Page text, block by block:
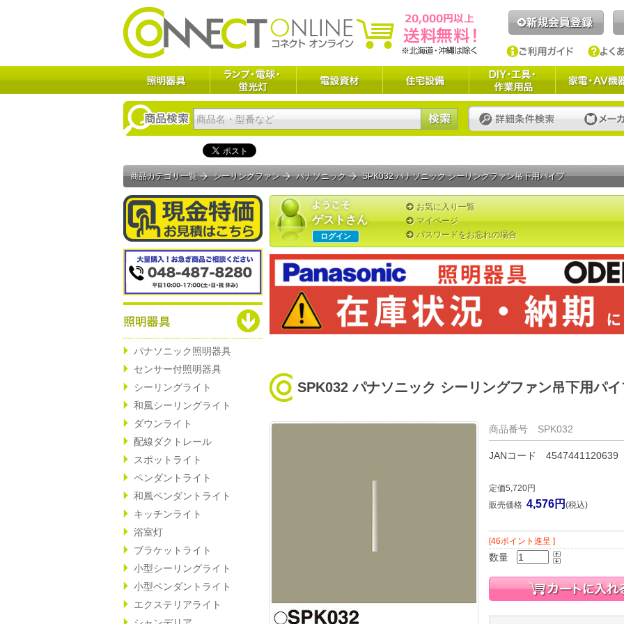
パナソニック照明器具
センサー付照明器具
シーリングライト
和風シーリングライト
ダウンライト
配線ダクトレール
スポットライト
ペンダントライト
和風ペンダントライト
キッチンライト
浴室灯
ブラケットライト
小型シーリングライト
小型ペンダントライト
エクステリアライト
ゲストさん
お気に入り一覧
マイページ
ログイン パスワードをお忘れの場合
商品カテゴリ一覧 シーリングファン パナソニック SPK032 パナソニック シーリングファン吊下用パイプ
SPK032 パナソニック シーリングファン吊下用パイ
商品番号 SPK032
JANコード 4547441120639
定価5,720円
販売価格 4,576円 (税込)
[46ポイント進呈 ]
数量